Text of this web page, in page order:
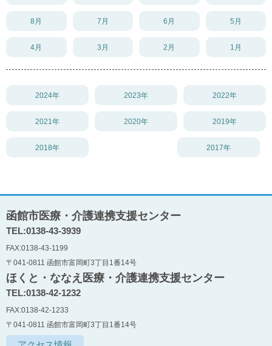
8月 7月 6月 5月
4月 3月 2月 1月
2024年 2023年 2022年
2021年 2020年 2019年
2018年 2017年
函館市医療・介護連携支援センター
TEL:0138-43-3939
FAX:0138-43-1199
〒041-0811 函館市富岡町3丁目1番14号
ほくと・ななえ医療・介護連携支援センター
TEL:0138-42-1232
FAX:0138-42-1233
〒041-0811 函館市富岡町3丁目1番14号